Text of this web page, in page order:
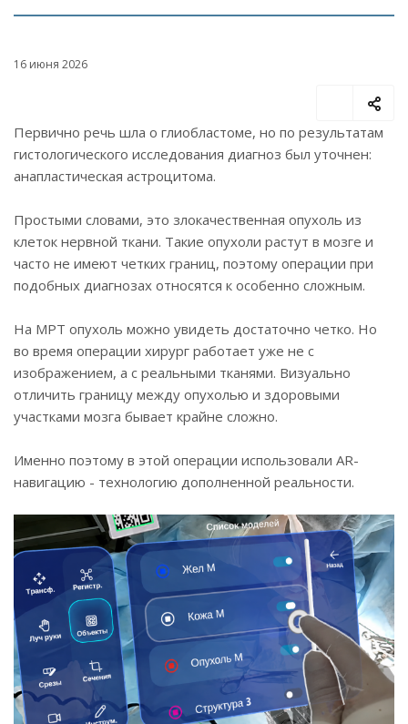
16 июня 2026
Первично речь шла о глиобластоме, но по результатам
гистологического исследования диагноз был уточнен:
анапластическая астроцитома.
Простыми словами, это злокачественная опухоль из
клеток нервной ткани. Такие опухоли растут в мозге и
часто не имеют четких границ, поэтому операции при
подобных диагнозах относятся к особенно сложным.
На МРТ опухоль можно увидеть достаточно четко. Но
во время операции хирург работает уже не с
изображением, а с реальными тканями. Визуально
отличить границу между опухолью и здоровыми
участками мозга бывает крайне сложно.
Именно поэтому в этой операции использовали AR-
навигацию - технологию дополненной реальности.